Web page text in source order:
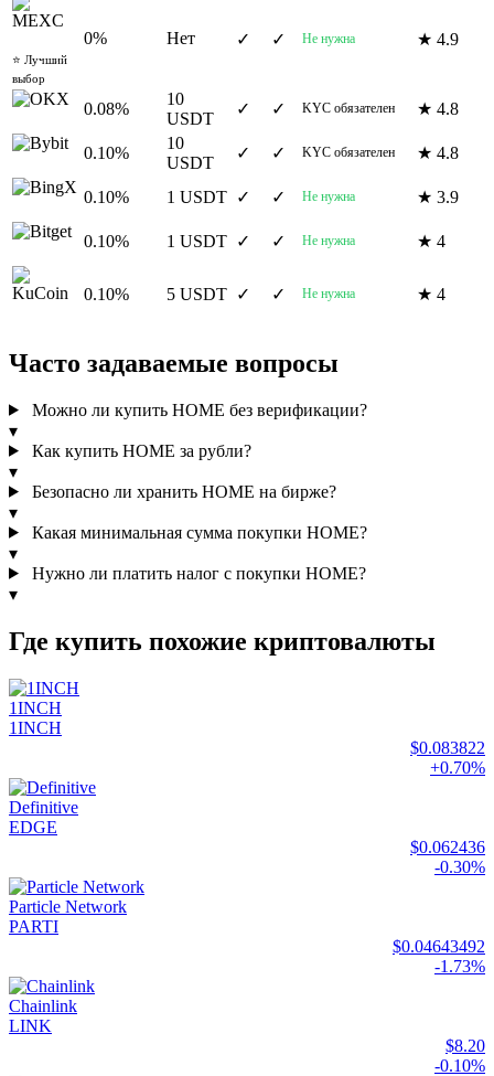
⭐ Лучший
выбор
0% Нет ✓ ✓ Не нужна ★ 4.9
0.08%
10
USDT
✓ ✓ KYC обязателен ★ 4.8
0.10%
10
USDT
✓ ✓ KYC обязателен ★ 4.8
0.10% 1 USDT ✓ ✓ Не нужна ★ 3.9
0.10% 1 USDT ✓ ✓ Не нужна ★ 4
0.10% 5 USDT ✓ ✓ Не нужна ★ 4
Часто задаваемые вопросы
Можно ли купить HOME без верификации?
▾
Как купить HOME за рубли?
▾
Безопасно ли хранить HOME на бирже?
▾
Какая минимальная сумма покупки HOME?
▾
Нужно ли платить налог с покупки HOME?
▾
Где купить похожие криптовалюты
1INCH
1INCH
$0.083822
+0.70%
Definitive
EDGE
$0.062436
-0.30%
Particle Network
PARTI
$0.04643492
-1.73%
Chainlink
LINK
$8.20
-0.10%